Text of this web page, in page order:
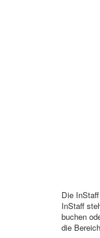
Die
InStaff
buchen
die